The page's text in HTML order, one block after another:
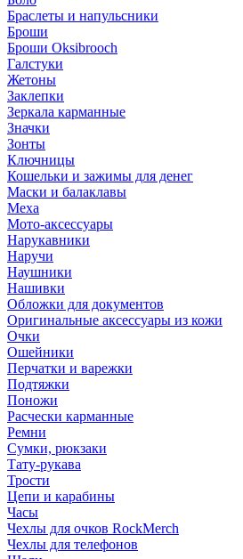
Браслеты и напульсники
Броши
Броши Oksibrooch
Галстуки
Жетоны
Заклепки
Зеркала карманные
Значки
Зонты
Ключницы
Кошельки и зажимы для денег
Маски и балаклавы
Меха
Мото-аксессуары
Нарукавники
Наручи
Наушники
Нашивки
Обложки для документов
Оригинальные аксессуары из кожи
Очки
Ошейники
Перчатки и варежки
Подтяжки
Поножи
Расчески карманные
Ремни
Сумки, рюкзаки
Тату-рукава
Трости
Цепи и карабины
Часы
Чехлы для очков RockMerch
Чехлы для телефонов